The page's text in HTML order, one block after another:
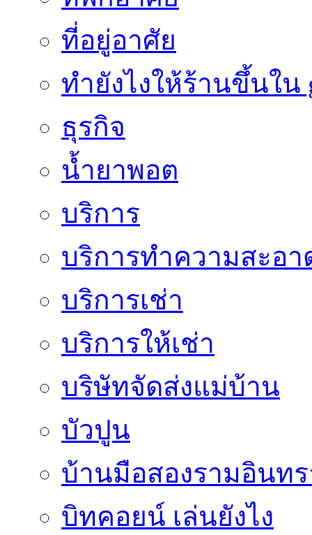
ที่อยู่อาศัย
ทํายังไงให้ร้านขึ้นใน
ธุรกิจ
น้ำยาพอต
บริการ
บริการทำความสะอา
บริการเช่า
บริการให้เช่า
บริษัทจัดส่งแม่บ้าน
บัวปูน
บ้านมือสองรามอินท
บิทคอยน์ เล่นยังไง